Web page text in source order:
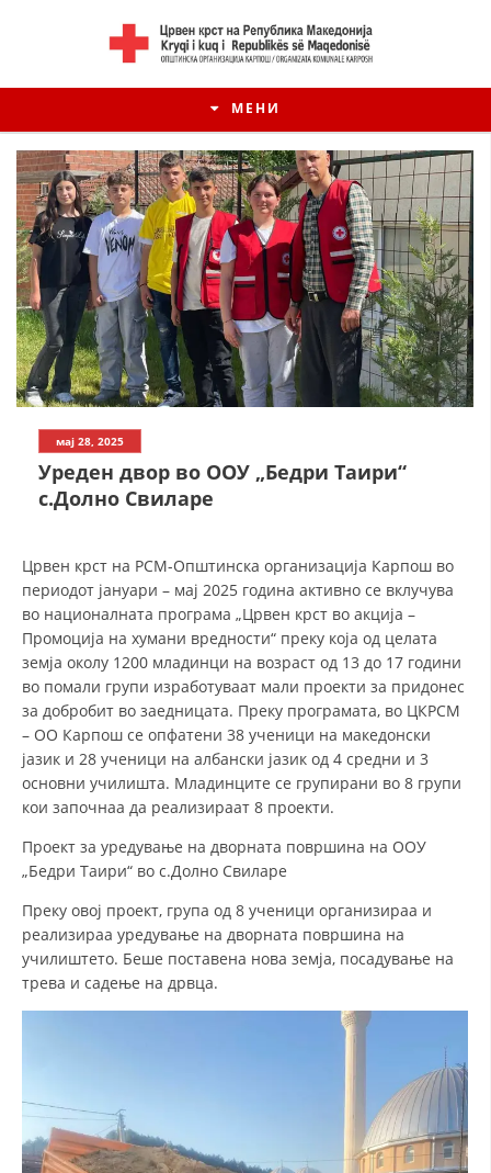
МЕНИ
ПРИРАЧНИЦИ
СТРАТЕГИИ
ЕДУКАТИВНО ИНФОРМАТИВНИ МАТЕРИЈАЛИ
БРОШУРИ
ПОСТЕРИ
мај 28, 2025
Уреден двор во ООУ „Бедри Таири“
с.Долно Свиларе
Црвен крст на РСМ-Општинска организација Карпош во
периодот јануари – мај 2025 година активно се вклучува
во националната програма „Црвен крст во акција –
Промоција на хумани вредности“ преку која од целата
земја околу 1200 младинци на возраст од 13 до 17 години
во помали групи изработуваат мали проекти за придонес
за добробит во заедницата. Преку програмата, во ЦКРСМ
– ОО Карпош се опфатени 38 ученици на македонски
јазик и 28 ученици на албански јазик од 4 средни и 3
основни училишта. Младинците се групирани во 8 групи
кои започнаа да реализираат 8 проекти.
Проект за уредување на дворната површина на ООУ
„Бедри Таири“ во с.Долно Свиларе
Преку овој проект, група од 8 ученици организираа и
реализираа уредување на дворната површина на
училиштето. Беше поставена нова земја, посадување на
трева и садење на дрвца.